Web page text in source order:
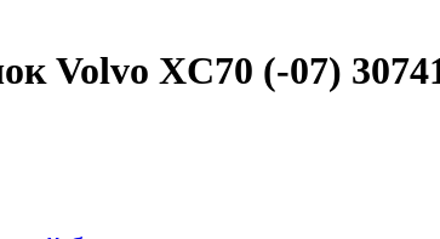
Volvo XC70 (-07)